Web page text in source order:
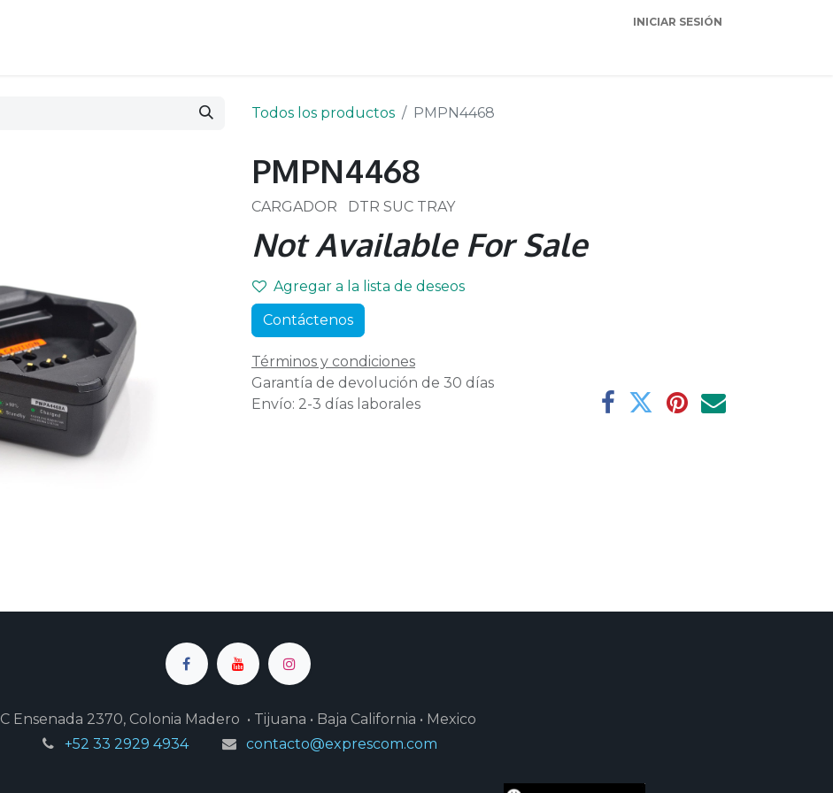
INICIAR SESIÓN
Todos los productos PMPN4468
PMPN4468
CARGADOR DTR SUC TRAY
Not Available For Sale
Agregar a la lista de deseos
Contáctenos
Términos y condiciones
Garantía de devolución de 30 días
Envío: 2-3 días laborales
C Ensenada 2370, Colonia Madero • Tijuana • Baja California • Mexico
+52 33 2929 4934
contacto@exprescom.com